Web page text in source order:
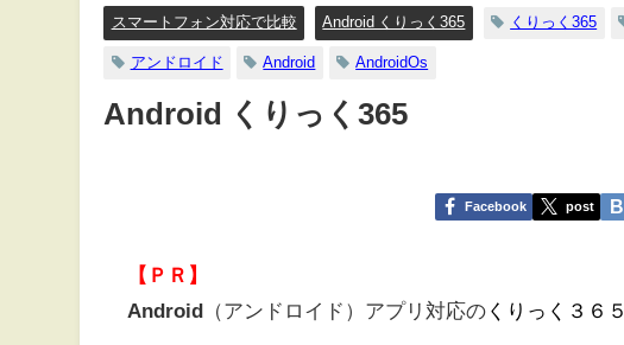
スマートフォン対応で比較 Android くりっく365 くりっく365
アンドロイド Android AndroidOs
Android くりっく365
Facebook post
【ＰＲ】
Android （アンドロイド）アプリ対応の くりっく３６５